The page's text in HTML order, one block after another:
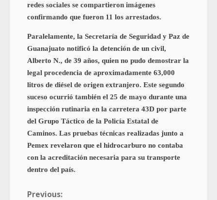
redes sociales se compartieron imágenes
confirmando que fueron 11 los arrestados.
Paralelamente, la Secretaría de Seguridad y Paz de
Guanajuato notificó la detención de un civil,
Alberto N., de 39 años, quien no pudo demostrar la
legal procedencia de aproximadamente 63,000
litros de diésel de origen extranjero. Este segundo
suceso ocurrió también el 25 de mayo durante una
inspección rutinaria en la carretera 43D por parte
del Grupo Táctico de la Policía Estatal de
Caminos. Las pruebas técnicas realizadas junto a
Pemex revelaron que el hidrocarburo no contaba
con la acreditación necesaria para su transporte
dentro del país.
Previous: